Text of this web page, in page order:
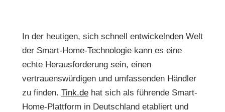
In der heutigen, sich schnell entwickelnden Welt
der Smart-Home-Technologie kann es eine
echte Herausforderung sein, einen
vertrauenswürdigen und umfassenden Händler
zu finden. Tink.de hat sich als führende Smart-
Home-Plattform in Deutschland etabliert und